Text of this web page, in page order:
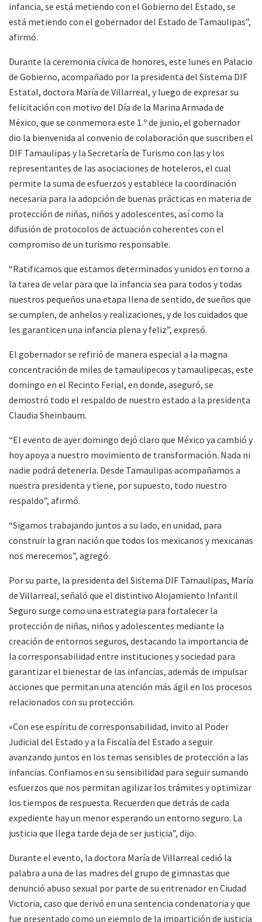
infancia, se está metiendo con el Gobierno del Estado, se
está metiendo con el gobernador del Estado de Tamaulipas”,
afirmó.
Durante la ceremonia cívica de honores, este lunes en Palacio
de Gobierno, acompañado por la presidenta del Sistema DIF
Estatal, doctora María de Villarreal, y luego de expresar su
felicitación con motivo del Día de la Marina Armada de
México, que se conmemora este 1.º de junio, el gobernador
dio la bienvenida al convenio de colaboración que suscriben el
DIF Tamaulipas y la Secretaría de Turismo con las y los
representantes de las asociaciones de hoteleros, el cual
permite la suma de esfuerzos y establece la coordinación
necesaria para la adopción de buenas prácticas en materia de
protección de niñas, niños y adolescentes, así como la
difusión de protocolos de actuación coherentes con el
compromiso de un turismo responsable.
“Ratificamos que estamos determinados y unidos en torno a
la tarea de velar para que la infancia sea para todos y todas
nuestros pequeños una etapa llena de sentido, de sueños que
se cumplen, de anhelos y realizaciones, y de los cuidados que
les garanticen una infancia plena y feliz”, expresó.
El gobernador se refirió de manera especial a la magna
concentración de miles de tamaulipecos y tamaulipecas, este
domingo en el Recinto Ferial, en donde, aseguró, se
demostró todo el respaldo de nuestro estado a la presidenta
Claudia Sheinbaum.
“El evento de ayer domingo dejó claro que México ya cambió y
hoy apoya a nuestro movimiento de transformación. Nada ni
nadie podrá detenerla. Desde Tamaulipas acompañamos a
nuestra presidenta y tiene, por supuesto, todo nuestro
respaldo”, afirmó.
“Sigamos trabajando juntos a su lado, en unidad, para
construir la gran nación que todos los mexicanos y mexicanas
nos merecemos”, agregó.
Por su parte, la presidenta del Sistema DIF Tamaulipas, María
de Villarreal, señaló que el distintivo Alojamiento Infantil
Seguro surge como una estrategia para fortalecer la
protección de niñas, niños y adolescentes mediante la
creación de entornos seguros, destacando la importancia de
la corresponsabilidad entre instituciones y sociedad para
garantizar el bienestar de las infancias, además de impulsar
acciones que permitan una atención más ágil en los procesos
relacionados con su protección.
«Con ese espíritu de corresponsabilidad, invito al Poder
Judicial del Estado y a la Fiscalía del Estado a seguir
avanzando juntos en los temas sensibles de protección a las
infancias. Confiamos en su sensibilidad para seguir sumando
esfuerzos que nos permitan agilizar los trámites y optimizar
los tiempos de respuesta. Recuerden que detrás de cada
expediente hay un menor esperando un entorno seguro. La
justicia que llega tarde deja de ser justicia”, dijo.
Durante el evento, la doctora María de Villarreal cedió la
palabra a una de las madres del grupo de gimnastas que
denunció abuso sexual por parte de su entrenador en Ciudad
Victoria, caso que derivó en una sentencia condenatoria y que
fue presentado como un ejemplo de la impartición de justicia